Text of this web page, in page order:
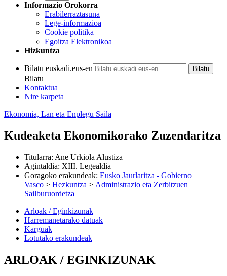
Informazio Orokorra
Erabilerraztasuna
Lege-informazioa
Cookie politika
Egoitza Elektronikoa
Hizkuntza
Bilatu euskadi.eus-en
Bilatu
Kontaktua
Nire karpeta
Ekonomia, Lan eta Enplegu Saila
Kudeaketa Ekonomikorako Zuzendaritza
Titularra: Ane Urkiola Alustiza
Agintaldia: XIII. Legealdia
Goragoko erakundeak: Eusko Jaurlaritza - Gobierno
Vasco > Hezkuntza > Administrazio eta Zerbitzuen
Sailburuordetza
Arloak / Eginkizunak
Harremanetarako datuak
Karguak
Lotutako erakundeak
ARLOAK / EGINKIZUNAK